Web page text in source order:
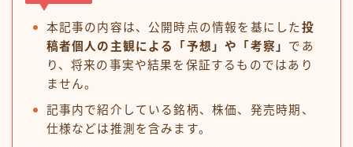
本記事の内容は、公開時点の情報を基にした投
稿者個人の主観による「予想」や「考察」 であ
り、将来の事実や結果を保証するものではあり
ません。
記事内で紹介している銘柄、株価、発売時期、
仕様などは推測を含みます。